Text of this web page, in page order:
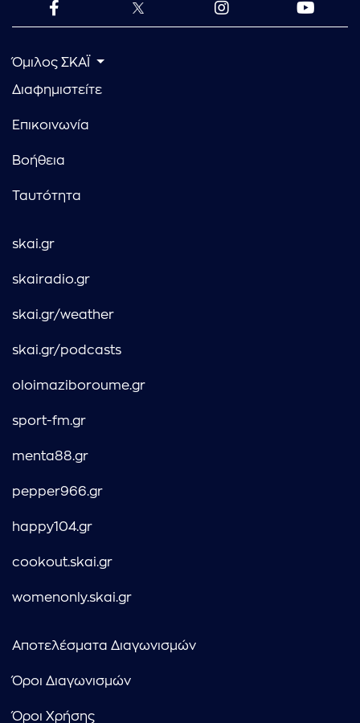
Όμιλος ΣΚΑΪ
Διαφημιστείτε
Επικοινωνία
Βοήθεια
Ταυτότητα
skai.gr
skairadio.gr
skai.gr/weather
skai.gr/podcasts
oloimaziboroume.gr
sport-fm.gr
menta88.gr
pepper966.gr
happy104.gr
cookout.skai.gr
womenonly.skai.gr
Αποτελέσματα Διαγωνισμών
Όροι Διαγωνισμών
Όροι Χρήσης